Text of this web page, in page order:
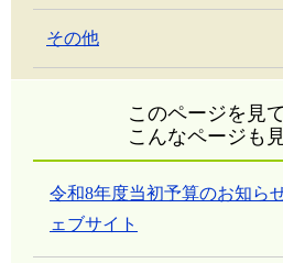
その他
このページを見
こんなページも
令和8年度当初予算のお知ら
ェブサイト